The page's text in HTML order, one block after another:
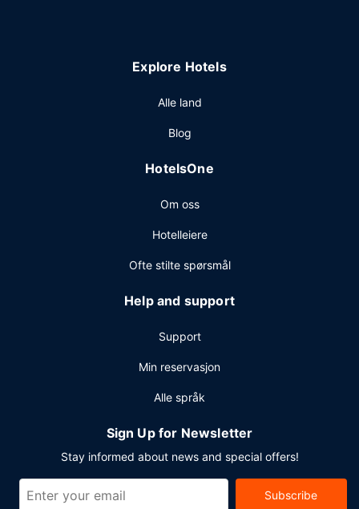
Explore Hotels
Alle land
Blog
HotelsOne
Om oss
Hotelleiere
Ofte stilte spørsmål
Help and support
Support
Min reservasjon
Alle språk
Sign Up for Newsletter
Stay informed about news and special offers!
Subscribe